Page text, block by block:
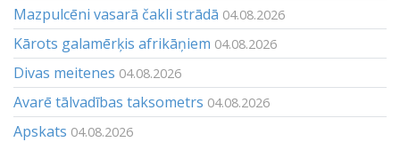
Mazpulcēni vasarā čakli strādā 04.08.2026
Kārots galamērķis afrikāņiem 04.08.2026
Divas meitenes 04.08.2026
Avarē tālvadības taksometrs 04.08.2026
Apskats 04.08.2026